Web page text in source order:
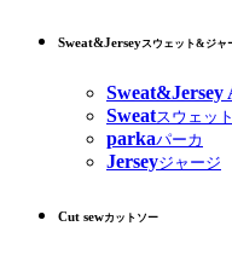
Sweat&Jerseyスウェット&ジャ
Sweat&Jersey
Sweatスウェット
parkaパーカ
Jerseyジャージ
Cut sewカットソー